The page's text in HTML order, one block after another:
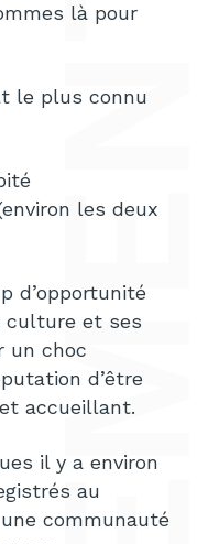
là pour
le plus connu
les deux
d’opportunité
culture et ses
un choc
d’être
accueillant.
il y a environ
au
communauté